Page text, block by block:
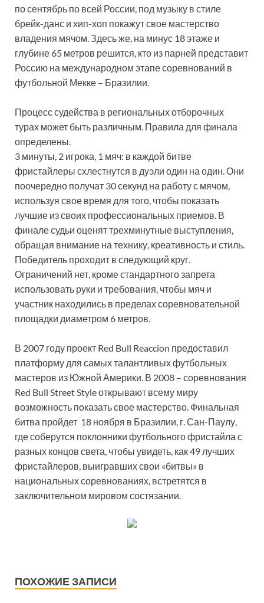
по сентябрь по всей России, под музыку в стиле
брейк-данс и хип-хоп покажут свое мастерство
владения мячом. Здесь же, на минус 18 этаже и
глубине 65 метров решится, кто из парней представит
Россию на международном этапе соревнований в
футбольной Мекке – Бразилии.
Процесс судейства в региональных отборочных
турах может быть различным. Правила для финала
определены.
3 минуты, 2 игрока, 1 мяч: в каждой битве
фристайлеры схлестнутся в дуэли один на один. Они
поочередно получат 30 секунд на работу с мячом,
используя свое время для того, чтобы показать
лучшие из своих профессиональных приемов. В
финале судьи оценят трехминутные выступления,
обращая внимание на технику, креативность и стиль.
Победитель проходит в следующий круг.
Ограничений нет, кроме стандартного запрета
использовать руки и требования, чтобы мяч и
участник находились в пределах соревновательной
площадки диаметром 6 метров.
В 2007 году проект Red Bull Reaccion предоставил
платформу для самых талантливых футбольных
мастеров из Южной Америки. В 2008 – соревнования
Red Bull Street Style открывают всему миру
возможность показать свое мастерство. Финальная
битва пройдет 18 ноября в Бразилии, г. Сан-Паулу,
где соберутся поклонники футбольного фристайла с
разных концов света, чтобы увидеть, как 49 лучших
фристайлеров, выигравших свои «битвы» в
национальных соревнованиях, встретятся в
заключительном мировом состязании.
ПОХОЖИЕ ЗАПИСИ